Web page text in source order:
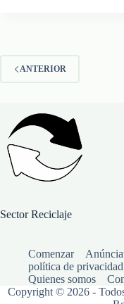
ANTERIOR
Sector Reciclaje
Comenzar
política de privacidad
Quienes somos
Copyright © 2026 -